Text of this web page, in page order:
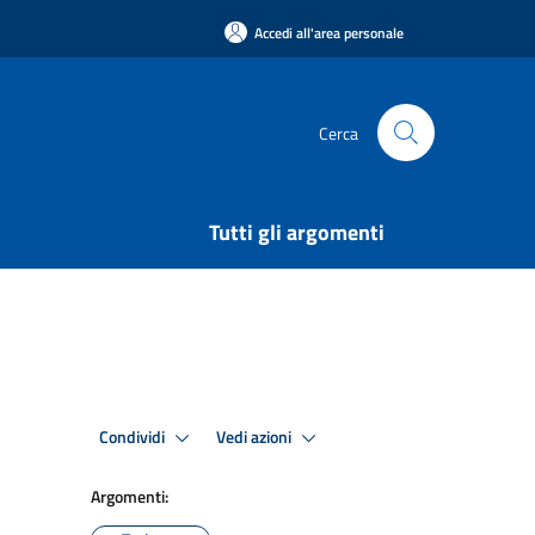
Accedi all'area personale
Cerca
Tutti gli argomenti
Condividi Vedi azioni
Argomenti: